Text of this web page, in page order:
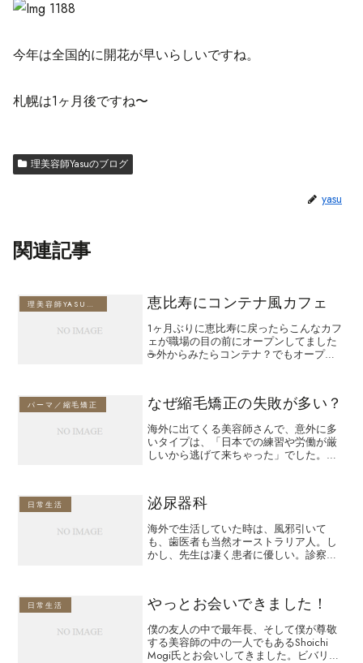
今年は全国的に開花が早いらしいですね。
札幌は1ヶ月後ですね〜
理美容師Yasuのブログ
yasu
関連記事
理美容師YASUのブログ 恵比寿にコンテナ風カフェ
1ヶ月ぶりに恵比寿に戻ったらこんなカフ
ェが職場の目の前にオープンしてました
☕️外からみたらコンテナ？でもオープン
さすがは恵比寿です❣️コーヒーの味も美味
しく☕️食事はカ...
パーマ／縮毛矯正 なぜ縮毛矯正の失敗が多い？
海外に出てくる美容師さんで、意外に多
いタイプは、「日本での練習や労働が厳
しいから逃げて来ちゃった」でした。そ
使い方の知らいない美容師のケース。 前
髪だけ縮毛矯正をかけた...
日常生活 泌尿器科
海外で生活していた時は、風邪引いて
も、歯医者も当然オーストラリア人。し
かし、先生は凄く患者に優しい。診察前
書片手にでしたけど（笑）診察も検査
も、痛くないように工夫され、...
日常生活 やっとお会いできました！
僕の友人の中で最年長、そして僕が尊敬
する美容師の中の一人でもあるShoichi
Mogi氏とお会いしてきました。ビバリー